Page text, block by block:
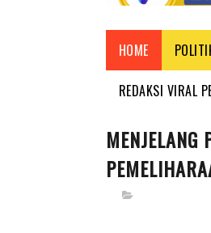
HOME
REDAKSI VIRAL
MENJELANG